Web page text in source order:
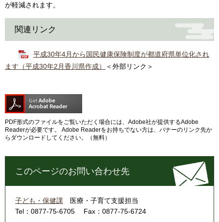
が軽減されます。
関連リンク
平成30年4月から国民健康保険制度が都道府県単位化され
ます（平成30年2月香川県作成）
＜外部リンク＞
PDF形式のファイルをご覧いただく場合には、Adobe社が提供するAdobe
Readerが必要です。
Adobe Readerをお持ちでない方は、バナーのリンク先か
らダウンロードしてください。（無料）
このページのお問い合わせ先
子ども・保健課
医療・子育て支援担当
Tel：0877-75-6705
Fax：0877-75-6724